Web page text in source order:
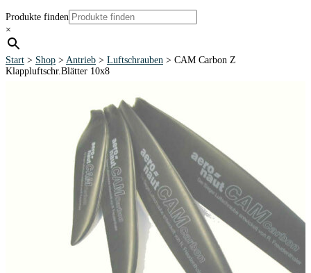
Produkte finden
×
Start > Shop > Antrieb > Luftschrauben > CAM Carbon Z
Klappluftschr.Blätter 10x8